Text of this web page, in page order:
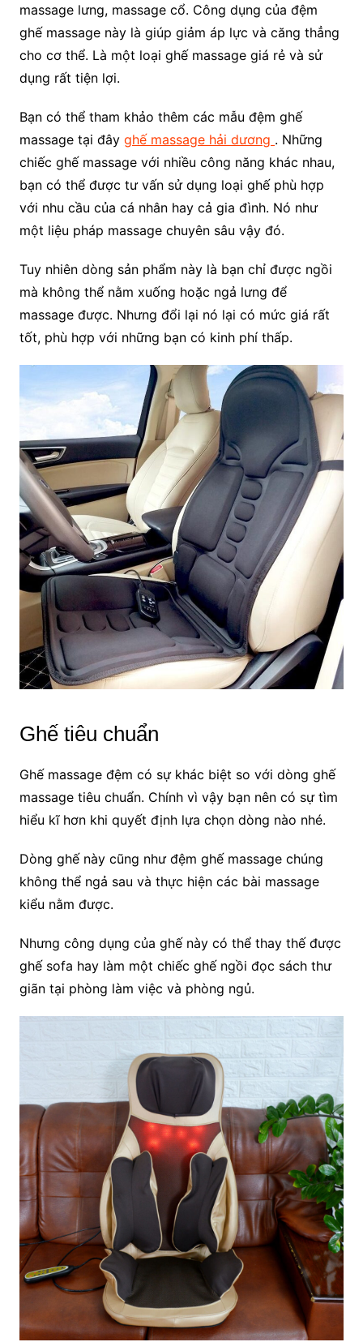
massage lưng, massage cổ. Công dụng của đệm
ghế massage này là giúp giảm áp lực và căng thẳng
cho cơ thể. Là một loại ghế massage giá rẻ và sử
dụng rất tiện lợi.
Bạn có thể tham khảo thêm các mẫu đệm ghế
massage tại đây ghế massage hải dương . Những
chiếc ghế massage với nhiều công năng khác nhau,
bạn có thể được tư vấn sử dụng loại ghế phù hợp
với nhu cầu của cá nhân hay cả gia đình. Nó như
một liệu pháp massage chuyên sâu vậy đó.
Tuy nhiên dòng sản phẩm này là bạn chỉ được ngồi
mà không thể nằm xuống hoặc ngả lưng để
massage được. Nhưng đổi lại nó lại có mức giá rất
tốt, phù hợp với những bạn có kinh phí thấp.
Ghế tiêu chuẩn
Ghế massage đệm có sự khác biệt so với dòng ghế
massage tiêu chuẩn. Chính vì vậy bạn nên có sự tìm
hiểu kĩ hơn khi quyết định lựa chọn dòng nào nhé.
Dòng ghế này cũng như đệm ghế massage chúng
không thể ngả sau và thực hiện các bài massage
kiểu nằm được.
Nhưng công dụng của ghế này có thể thay thế được
ghế sofa hay làm một chiếc ghế ngồi đọc sách thư
giãn tại phòng làm việc và phòng ngủ.